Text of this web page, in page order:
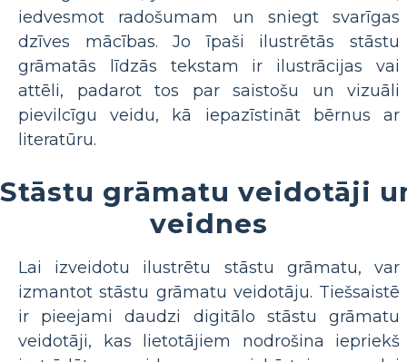
iedvesmot radošumam un sniegt svarīgas
dzīves mācības. Jo īpaši ilustrētās stāstu
grāmatās līdzās tekstam ir ilustrācijas vai
attēli, padarot tos par saistošu un vizuāli
pievilcīgu veidu, kā iepazīstināt bērnus ar
literatūru.
Stāstu grāmatu veidotāji
veidnes
Lai izveidotu ilustrētu stāstu grāmatu, var
izmantot stāstu grāmatu veidotāju. Tiešsaistē
ir pieejami daudzi digitālo stāstu grāmatu
veidotāji, kas lietotājiem nodrošina iepriekš